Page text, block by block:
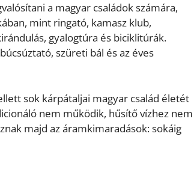
a magyar családok számára,
mint ringató, kamasz klub,
gyalogtúra és biciklitúrák.
szüreti bál és az éves
sok kárpátaljai magyar család életét
nem működik, hűsítő vízhez nem
majd az áramkimaradások: sokáig